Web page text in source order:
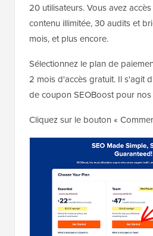
20 utilisateurs. Vous avez
contenu illimitée, 30 audits et
mois, et plus encore.
Sélectionnez le plan de
2 mois d'accès gratuit. Il s'agit
de coupon SEOBoost pour nos
Cliquez sur le bouton «